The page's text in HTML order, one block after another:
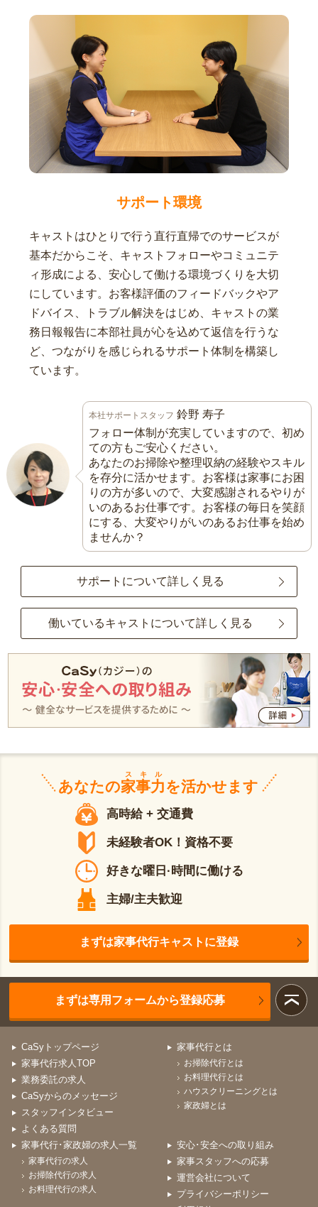
サポート環境
キャストはひとりで行う直行直帰でのサービスが
基本だからこそ、キャストフォローやコミュニテ
ィ形成による、安心して働ける環境づくりを大切
にしています。お客様評価のフィードバックやア
ドバイス、トラブル解決をはじめ、キャストの業
務日報報告に本部社員が心を込めて返信を行うな
ど、つながりを感じられるサポート体制を構築し
ています。
本社サポートスタッフ 鈴野 寿子
フォロー体制が充実していますので、初め
ての方もご安心ください。
あなたのお掃除や整理収納の経験やスキル
を存分に活かせます。お客様は家事にお困
りの方が多いので、大変感謝されるやりが
いのあるお仕事です。お客様の毎日を笑顔
にする、大変やりがいのあるお仕事を始め
ませんか？
サポートについて詳しく見る
働いているキャストについて詳しく見る
あなたの家事力
スキル
を活かせます
高時給 + 交通費
未経験者OK！資格不要
好きな曜日·時間に働ける
主婦/主夫歓迎
まずは家事代行キャストに登録
まずは専用フォームから登録応募
CaSyトップページ
家事代行求人TOP
業務委託の求人
CaSyからのメッセージ
スタッフインタビュー
よくある質問
家事代行とは
お掃除代行とは
お料理代行とは
ハウスクリーニングとは
家政婦とは
家事代行･家政婦の求人一覧
家事代行の求人
お掃除代行の求人
お料理代行の求人
安心･安全への取り組み
家事スタッフへの応募
運営会社について
プライバシーポリシー